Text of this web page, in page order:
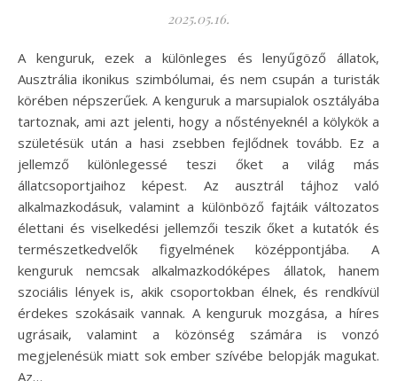
2025.05.16.
A kenguruk, ezek a különleges és lenyűgöző állatok,
Ausztrália ikonikus szimbólumai, és nem csupán a turisták
körében népszerűek. A kenguruk a marsupialok osztályába
tartoznak, ami azt jelenti, hogy a nőstényeknél a kölykök a
születésük után a hasi zsebben fejlődnek tovább. Ez a
jellemző különlegessé teszi őket a világ más
állatcsoportjaihoz képest. Az ausztrál tájhoz való
alkalmazkodásuk, valamint a különböző fajtáik változatos
élettani és viselkedési jellemzői teszik őket a kutatók és
természetkedvelők figyelmének középpontjába. A
kenguruk nemcsak alkalmazkodóképes állatok, hanem
szociális lények is, akik csoportokban élnek, és rendkívül
érdekes szokásaik vannak. A kenguruk mozgása, a híres
ugrásaik, valamint a közönség számára is vonzó
megjelenésük miatt sok ember szívébe belopják magukat.
Az…